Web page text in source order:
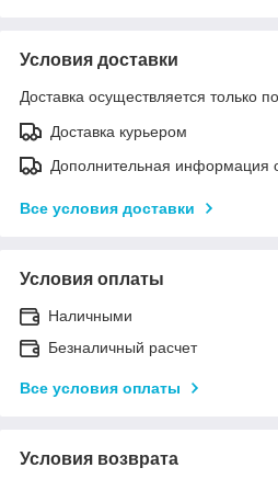
Условия доставки
Доставка осуществляется только
Доставка курьером
Дополнительная информация
Все условия доставки
Условия оплаты
Наличными
Безналичный расчет
Все условия оплаты
Условия возврата